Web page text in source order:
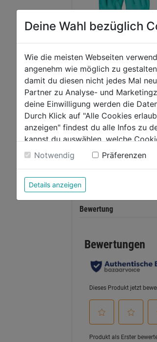
Handschuh Green
Tech
0.0 (0)
0.0
Sternen.
5,29€
Bewertung
Deine Wahl bezüglich
Wie die meisten Webseiten
angenehm wie möglich zu
damit du diesen nicht jedes Mal
Partner zu Analyse- und
deine Einwilligung werden die
Durch Klick auf "Alle Cookies
anzeigen" findest du alle Infos zu
kannst du auswählen, welche
Weitere Informationen findest du in
Notwendig Präferenzen
Details anzeigen